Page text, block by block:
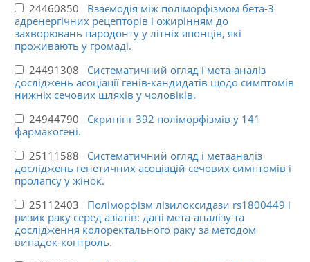
24460850 Взаємодія між поліморфізмом бета-3
адренергічних рецепторів і ожирінням до
захворювань пародонту у літніх японців, які
проживають у громаді.
24491308 Систематичний огляд і мета-аналіз
досліджень асоціації генів-кандидатів щодо симптомів
нижніх сечових шляхів у чоловіків.
24944790 Скринінг 392 поліморфізмів у 141
фармакогені.
25111588 Систематичний огляд і метааналіз
досліджень генетичних асоціацій сечових симптомів і
пролапсу у жінок.
25112403 Поліморфізм лізилоксидази rs1800449 і
ризик раку серед азіатів: дані мета-аналізу та
дослідження колоректального раку за методом
випадок-контроль.